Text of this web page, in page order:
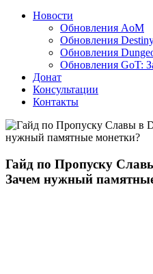
Новости
Обновления AoM
Обновления
Обновления
Обновления GoT:
Донат
Консультации
Контакты
Гайд по Пропуску
Зачем нужный